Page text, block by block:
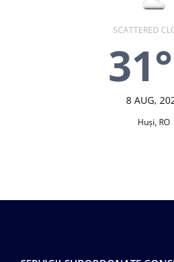
SCATTERED
8 AUG,
Huşi, RO